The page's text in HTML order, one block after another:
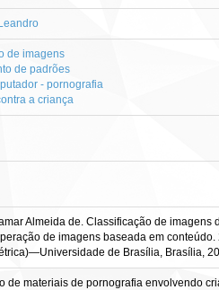
de imagens
de padrões
- pornografia
a criança
Almeida de. Classificação de
de imagens baseada em
de Brasília, Brasília,
de materiais de pornografia envolvendo